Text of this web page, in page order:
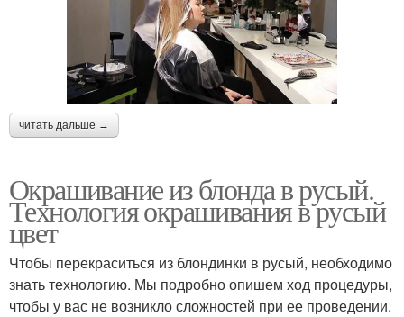
читать дальше →
Окрашивание из блонда в русый.
Технология окрашивания в русый
цвет
Чтобы перекраситься из блондинки в русый, необходимо
знать технологию. Мы подробно опишем ход процедуры,
чтобы у вас не возникло сложностей при ее проведении.